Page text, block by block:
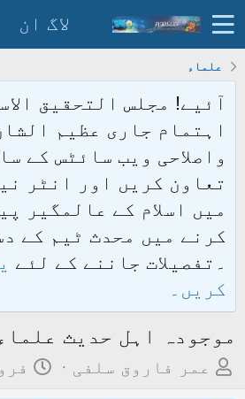
لاگ ان
علماء
آئیے! مجلس التحقیق
اہتمام جاری عظیم
واصلاحی ویب سائٹس کے
تعاون کریں اور انٹر
میں اسلام کے عالمگیر
کرنے میں محدث ٹیم کے
۔تفصیلات جاننے کے لئے
کریں۔
موجودہ اہل حدیث علماء
معمر فاروق سلفی
تفروری